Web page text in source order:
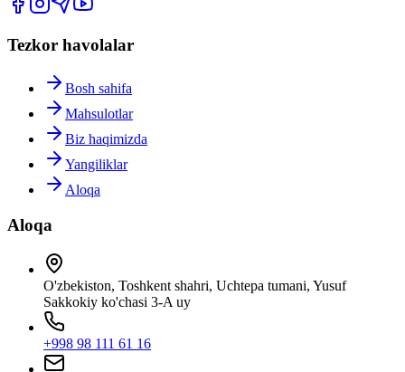
Tezkor havolalar
Bosh sahifa
Mahsulotlar
Biz haqimizda
Yangiliklar
Aloqa
Aloqa
O'zbekiston, Toshkent shahri, Uchtepa tumani, Yusuf
Sakkokiy ko'chasi 3-A uy
+998 98 111 61 16